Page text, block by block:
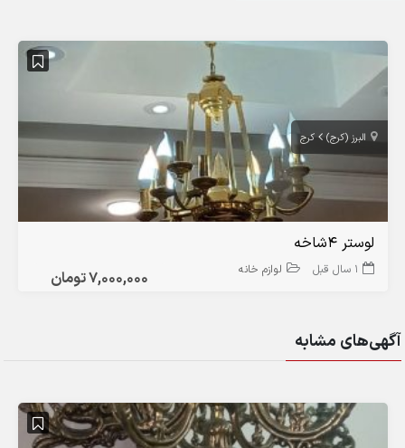
البرز (کرج) کرج
7,000,000 تومان
لوستر 4شاخه
1 سال قبل لوازم خانه
آگهی‌های مشابه